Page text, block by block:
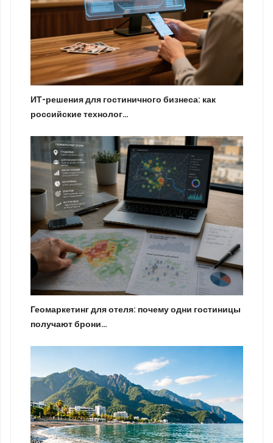
ИТ-решения для гостиничного бизнеса: как
российские технолог…
Геомаркетинг для отеля: почему одни гостиницы
получают брони…